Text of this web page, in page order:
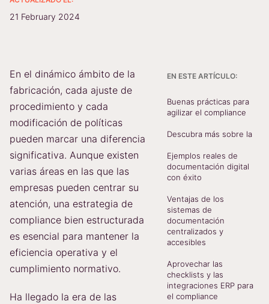
21 February 2024
En el dinámico ámbito de la
fabricación, cada ajuste de
procedimiento y cada
modificación de políticas
pueden marcar una diferencia
significativa. Aunque existen
varias áreas en las que las
empresas pueden centrar su
atención, una estrategia de
compliance bien estructurada
es esencial para mantener la
eficiencia operativa y el
cumplimiento normativo.
Ha llegado la era de las
EN ESTE ARTÍCULO:
Buenas prácticas para
agilizar el compliance
Descubra más sobre la
Ejemplos reales de
documentación digital
con éxito
Ventajas de los
sistemas de
documentación
centralizados y
accesibles
Aprovechar las
checklists y las
integraciones ERP para
el compliance